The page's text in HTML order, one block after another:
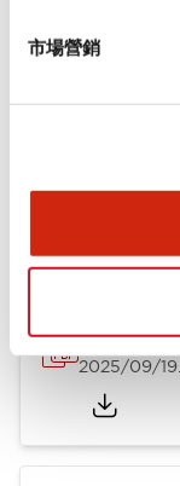
市場營銷
Flush
2025/09/19